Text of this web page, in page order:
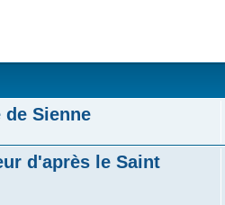
de Sienne
d'après le Saint